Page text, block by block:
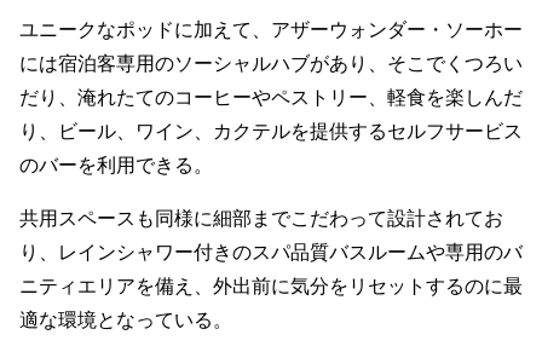
ユニークなポッドに加えて、アザーウォンダー・ソーホー
には宿泊客専用のソーシャルハブがあり、そこでくつろい
だり、淹れたてのコーヒーやペストリー、軽食を楽しんだ
り、ビール、ワイン、カクテルを提供するセルフサービス
のバーを利用できる。
共用スペースも同様に細部までこだわって設計されてお
り、レインシャワー付きのスパ品質バスルームや専用のバ
ニティエリアを備え、外出前に気分をリセットするのに最
適な環境となっている。